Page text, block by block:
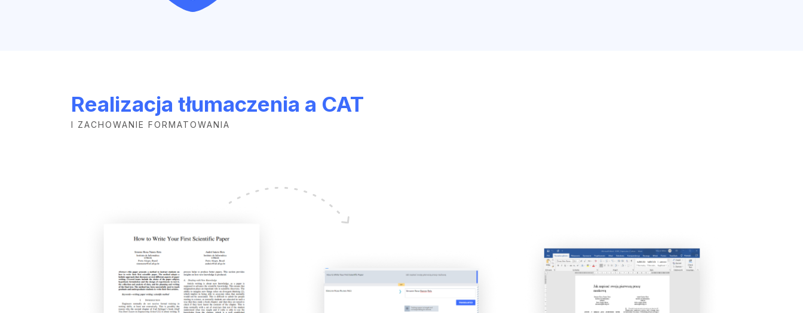
Realizacja tłumaczenia a CAT
I ZACHOWANIE FORMATOWANIA